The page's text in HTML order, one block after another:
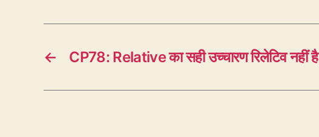
← CP78: Relative का सही उच्चारण रिलेटिव नहीं है